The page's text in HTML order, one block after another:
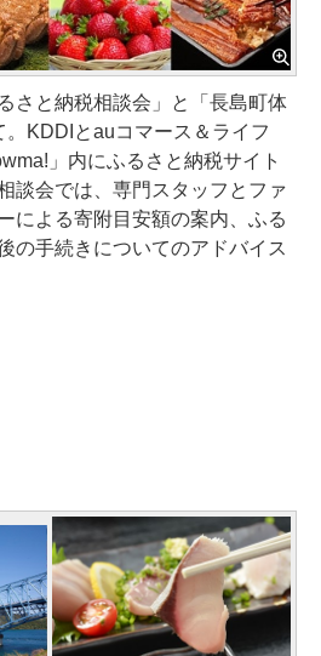
さと納税相談会」と「長島町体
KDDIとauコマース＆ライフ
」内にふるさと納税サイト
談会では、専門スタッフとファ
による寄附目安額の案内、ふる
の手続きについてのアドバイス